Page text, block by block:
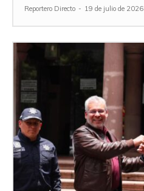
Reportero Directo - 19 de julio de 2026